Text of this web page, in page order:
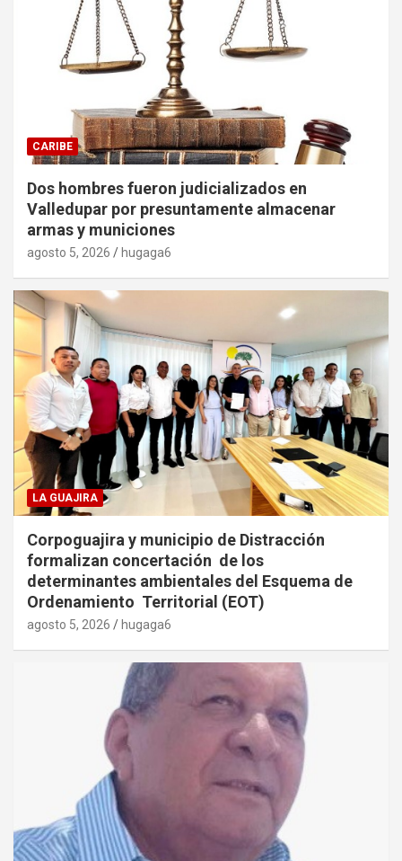
CARIBE
Dos hombres fueron judicializados en
Valledupar por presuntamente almacenar
armas y municiones
agosto 5, 2026 hugaga6
LA GUAJIRA
Corpoguajira y municipio de Distracción
formalizan concertación de los
determinantes ambientales del Esquema de
Ordenamiento Territorial (EOT)
agosto 5, 2026 hugaga6